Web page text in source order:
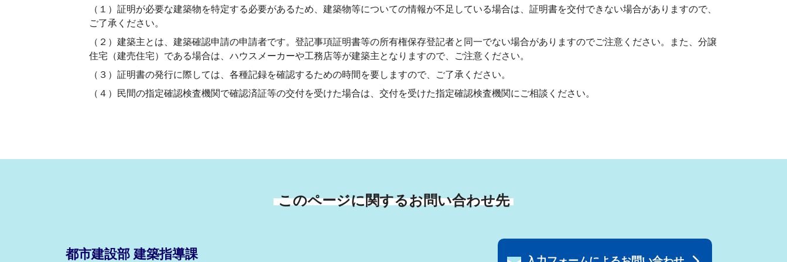
（１）証明が必要な建築物を特定する必要があるため、建築物等についての情報が不足している場合は、証明書を交付できない場合がありますので、
ご了承ください。
（２）建築主とは、建築確認申請の申請者です。登記事項証明書等の所有権保存登記者と同一でない場合がありますのでご注意ください。また、分譲
住宅（建売住宅）である場合は、ハウスメーカーや工務店等が建築主となりますので、ご注意ください。
（３）証明書の発行に際しては、各種記録を確認するための時間を要しますので、ご了承ください。
（４）民間の指定確認検査機関で確認済証等の交付を受けた場合は、交付を受けた指定確認検査機関にご相談ください。
このページに関するお問い合わせ先
都市建設部 建築指導課